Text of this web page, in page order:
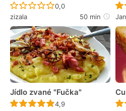
Recept ještě nebyl
0,0
zizala
50 min
Jídlo zvané "Fučka"
Recept ještě nebyl
4,9